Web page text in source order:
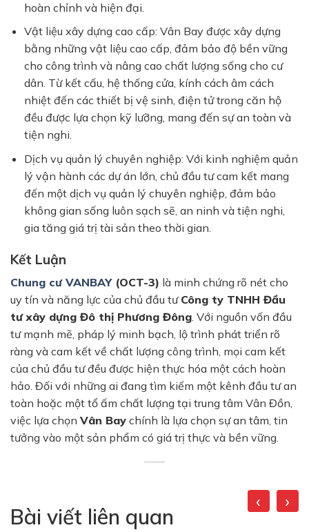
hoàn chỉnh và hiện đại.
Vật liệu xây dựng cao cấp: Vân Bay được xây dựng
bằng những vật liệu cao cấp, đảm bảo độ bền vững
cho công trình và nâng cao chất lượng sống cho cư
dân. Từ kết cấu, hệ thống cửa, kính cách âm cách
nhiệt đến các thiết bị vệ sinh, điện tử trong căn hộ
đều được lựa chọn kỹ lưỡng, mang đến sự an toàn và
tiện nghi.
Dịch vụ quản lý chuyên nghiệp: Với kinh nghiệm quản
lý vận hành các dự án lớn, chủ đầu tư cam kết mang
đến một dịch vụ quản lý chuyên nghiệp, đảm bảo
không gian sống luôn sạch sẽ, an ninh và tiện nghi,
gia tăng giá trị tài sản theo thời gian.
Kết Luận
Chung cư VANBAY(OCT-3) là minh chứng rõ nét cho
uy tín và năng lực của chủ đầu tư Công ty TNHH Đầu
tư xây dựng Đô thị Phương Đông. Với nguồn vốn đầu
tư mạnh mẽ, pháp lý minh bạch, lộ trình phát triển rõ
ràng và cam kết về chất lượng công trình, mọi cam kết
của chủ đầu tư đều được hiện thực hóa một cách hoàn
hảo. Đối với những ai đang tìm kiếm một kênh đầu tư an
toàn hoặc một tổ ấm chất lượng tại trung tâm Vân Đồn,
việc lựa chọn Vân Bay chính là lựa chọn sự an tâm, tin
tưởng vào một sản phẩm có giá trị thực và bền vững.
Bài viết liên quan
‹ ›